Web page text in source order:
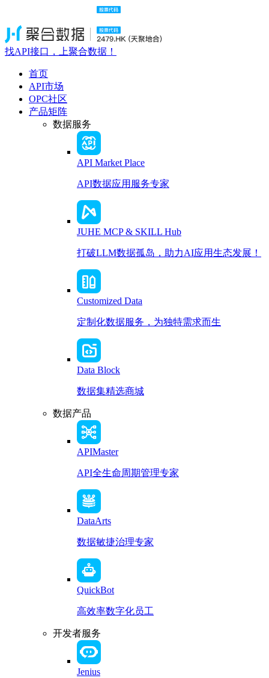
找API接口，上聚合数据！
首页
API市场
OPC社区
产品矩阵
数据服务
API Market Place
API数据应用服务专家
JUHE MCP & SKILL Hub
打破LLM数据孤岛，助力AI应用生态发展！
Customized Data
定制化数据服务，为独特需求而生
Data Block
数据集精选商城
数据产品
APIMaster
API全生命周期管理专家
DataArts
数据敏捷治理专家
QuickBot
高效率数字化员工
开发者服务
Jenius